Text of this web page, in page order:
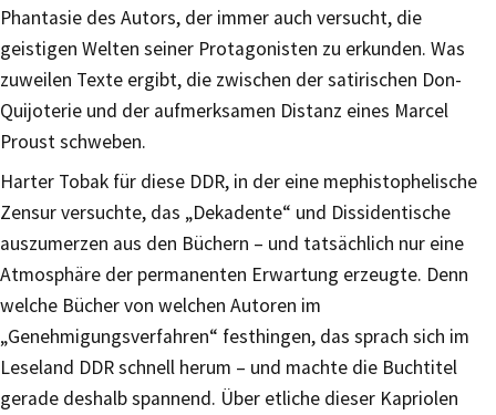
Phantasie des Autors, der immer auch versucht, die
geistigen Welten seiner Protagonisten zu erkunden. Was
zuweilen Texte ergibt, die zwischen der satirischen Don-
Quijoterie und der aufmerksamen Distanz eines Marcel
Proust schweben.
Harter Tobak für diese DDR, in der eine mephistophelische
Zensur versuchte, das „Dekadente“ und Dissidentische
auszumerzen aus den Büchern – und tatsächlich nur eine
Atmosphäre der permanenten Erwartung erzeugte. Denn
welche Bücher von welchen Autoren im
„Genehmigungsverfahren“ festhingen, das sprach sich im
Leseland DDR schnell herum – und machte die Buchtitel
gerade deshalb spannend. Über etliche dieser Kapriolen